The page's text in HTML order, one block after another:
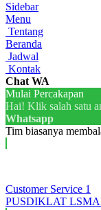
Sidebar
Menu
Tentang
Beranda
Jadwal
Kontak
Chat WA
Mulai Percakapan
Hai! Klik salah satu
Whatsapp
Tim biasanya
Customer Service 1
PUSDIKLAT